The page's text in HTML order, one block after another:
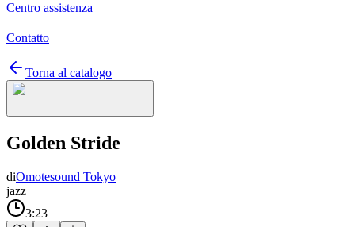
Centro assistenza
Contatto
Torna al catalogo
Golden Stride
diOmotesound Tokyo
jazz
3:23